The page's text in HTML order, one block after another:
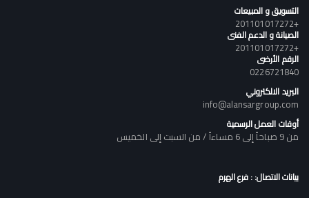
التسويق و المبيعات
+201101017272
الصيانة و الدعم الفنى
+201101017272
الرقم الأرضى
0226721840
البريد الالكتروني
info@alansargroup.com
أوقات العمل الرسمية
من 9 صباحاً إلى 6 مساءاً / من السبت إلى الخميس
بيانات الاتصال: : فرع الهرم